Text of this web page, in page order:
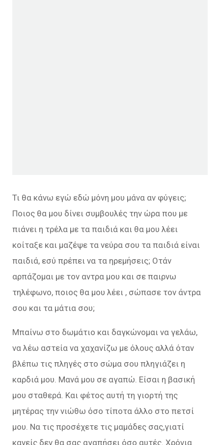
Τι θα κάνω εγώ εδώ μόνη μου μάνα αν φύγεις;
Ποιος θα μου δίνει συμβουλές την ώρα που με
πιάνει η τρέλα με τα παιδιά και θα μου λέει
κοίταξε και μαζέψε τα νεύρα σου τα παιδιά είναι
παιδιά, εσύ πρέπει να τα ηρεμήσεις; Οτάν
αρπάζομαι με τον αντρα μου και σε παιρνω
τηλέφωνο, ποιος θα μου λέει , σώπασε τον άντρα
σου και τα μάτια σου;
Μπαίνω στο δωμάτιο και δαγκώνομαι να γελάω,
να λέω αστεία να χαχανίζω με όλους αλλά όταν
βλέπω τις πληγές στο σώμα σου πληγιάζει η
καρδιά μου. Μανά μου σε αγαπώ. Είσαι η βασική
μου σταθερά. Και φέτος αυτή τη γιορτή της
μητέρας την νιώθω όσο τίποτα άλλο στο πετσί
μου. Να τις προσέχετε τις μαμάδες σας,γιατί
κανείς δεν θα σας αγαπήσει όσο αυτές. Χρόνια